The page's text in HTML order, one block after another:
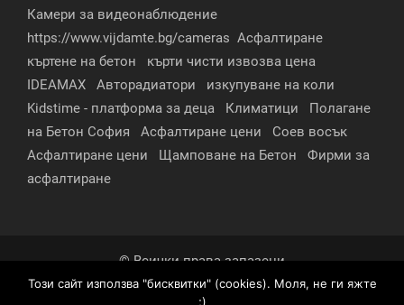
Камери за видеонаблюдение
https://www.vijdamte.bg/cameras Асфалтиране
къртене на бетон
кърти чисти извозва цена
IDEAMAX
Авторадиатори
изкупуване на коли
Kidstime - платформа за деца
Климатици
Полагане
на Бетон София
Асфалтиране цени
Соев восък
Асфалтиране цени
Щамповане на Бетон
Фирми за
асфалтиране
© Всички права запазени
За нас
Контакти Реклама Партньори
Този сайт използва "бисквитки" (cookies). Моля, не ги яжте
;)